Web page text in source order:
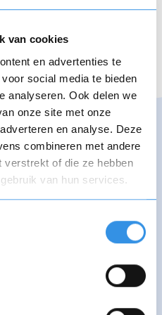
van cookies
en advertenties te
social media te bieden
analyseren. Ook delen we
onze site met onze
en analyse. Deze
combineren met andere
verstrekt of die ze hebben
van hun services.
om zijn deskundige en
duidelijke
verzekering maar wil
pagina geven we